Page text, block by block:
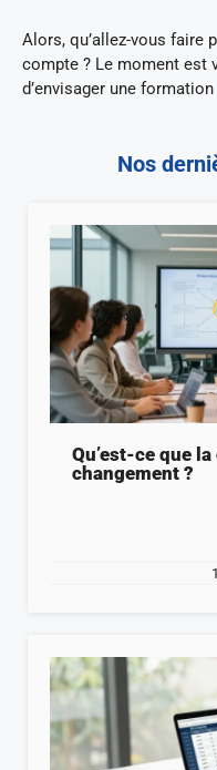
Alors, qu’allez-vous faire
compte ? Le moment est
d’envisager une
Nos
Qu’est-ce que
changement ?